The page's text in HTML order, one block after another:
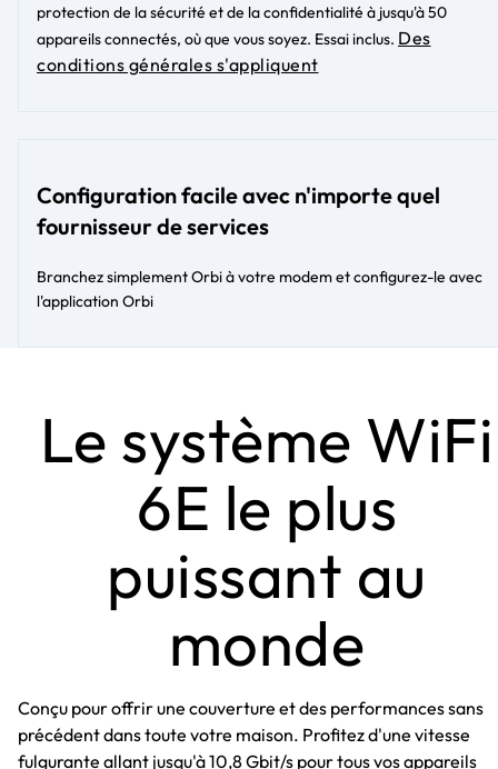
protection de la sécurité et de la confidentialité à jusqu'à 50
appareils connectés, où que vous soyez. Essai inclus. Des
conditions générales s'appliquent
Configuration facile avec n'importe quel
fournisseur de services
Branchez simplement Orbi à votre modem et configurez-le avec
l'application Orbi
Le système WiFi
6E le plus
puissant au
monde
Conçu pour offrir une couverture et des performances sans
précédent dans toute votre maison. Profitez d'une vitesse
fulgurante allant jusqu'à 10,8 Gbit/s pour tous vos appareils